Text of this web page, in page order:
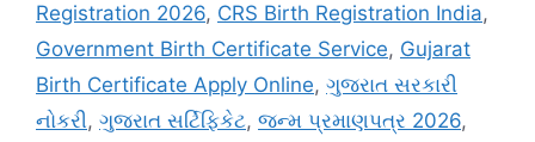
Registration 2026, CRS Birth Registration India,
Government Birth Certificate Service, Gujarat
Birth Certificate Apply Online, ગુજરાત સરકારી
નોકરી, ગુજરાત સર્ટિફિકેટ, જન્મ પ્રમાણપત્ર 2026,